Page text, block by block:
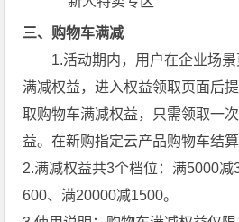
三、购物车满减
1.活动期内，用户在企业场
满减权益，进入权益领取页面后
取购物车满减权益，只需领取一
益。在新购指定云产品购物车结
2.满减权益共3个档位：满5000
600、满20000减1500。